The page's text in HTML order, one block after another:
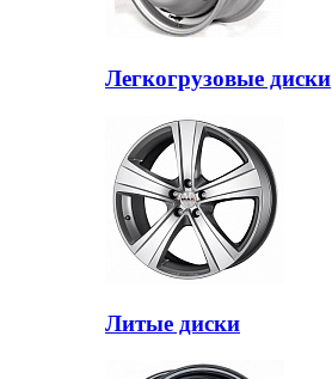
Легкогрузовые диски
Литые диски